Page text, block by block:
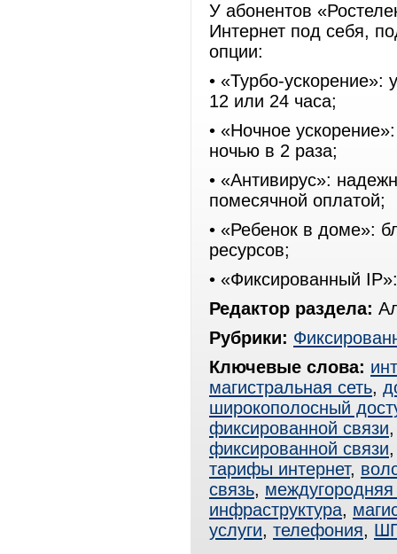
У абонентов
Интернет под себя,
опции:
• «Турбо-ускорение»:
12 или 24 часа;
• «Ночное
ночью в 2 раза;
• «Антивирус»:
помесячной оплатой;
• «Ребенок в доме»:
ресурсов;
• «Фиксированный
Редактор раздела:
Рубрики:
Ключевые слова:
магистральная сеть,
широкополосный
фиксированной связи
фиксированной связи
тарифы интернет,
связь, междугородняя
инфраструктура,
услуги, телефония,